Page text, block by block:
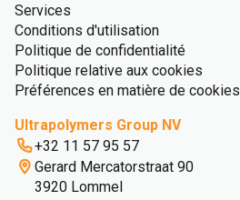
Services
Conditions d'utilisation
Politique de confidentialité
Politique relative aux cookies
Préférences en matière de cookies
Ultrapolymers Group NV
+32 11 57 95 57
Gerard Mercatorstraat 90
3920 Lommel